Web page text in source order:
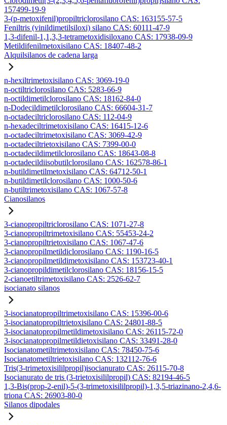
157499-19-9
3-(p-metoxifenil)propiltriclorosilano CAS: 163155-57-5
Feniltris (vinildimetilsiloxi) silano CAS: 60111-47-9
1,3-difenil-1,1,3,3-tetrametoxidisiloxano CAS: 17938-09-9
Metildifenilmetoxisilano CAS: 18407-48-2
Alquilsilanos de cadena larga
n-hexiltrimetoxisilano CAS: 3069-19-0
n-octiltriclorosilano CAS: 5283-66-9
n-octildimetilclorosilano CAS: 18162-84-0
n-Dodecildimetilclorosilano CAS: 66604-31-7
n-octadeciltriclorosilano CAS: 112-04-9
n-hexadeciltrimetoxisilano CAS: 16415-12-6
n-octadeciltrimetoxisilano CAS: 3069-42-9
n-octadeciltrietoxisilano CAS: 7399-00-0
n-octadecildimetilclorosilano CAS: 18643-08-8
n-octadecildiisobutilclorosilano CAS: 162578-86-1
n-butildimetilmetoxisilano CAS: 64712-50-1
n-butildimetilclorosilano CAS: 1000-50-6
n-butiltrimetoxisilano CAS: 1067-57-8
Cianosilanos
3-cianopropiltriclorosilano CAS: 1071-27-8
3-cianopropiltrimetoxisilano CAS: 55453-24-2
3-cianopropiltrietoxisilano CAS: 1067-47-6
3-cianopropilmetildiclorosilano CAS: 1190-16-5
3-cianopropilmetildimetoxisilano CAS: 153723-40-1
3-cianopropildimetilclorosilano CAS: 18156-15-5
2-cianoetiltrimetoxisilano CAS: 2526-62-7
isocianato silanos
3-isocianatopropiltrimetoxisilano CAS: 15396-00-6
3-isocianatopropiltrietoxisilano CAS: 24801-88-5
3-isocianatopropilmetildimetoxisilano CAS: 26115-72-0
3-isocianatopropilmetildietoxisilano CAS: 33491-28-0
Isocianatometiltrimetoxisilano CAS: 78450-75-6
Isocianatometiltrietoxisilano CAS: 132112-76-6
Tris(3-trimetoxisililpropil)isocianurato CAS: 26115-70-8
Isocianurato de tris (3-trietoxisililpropil) CAS: 82194-46-5
1,3-Bis(prop-2-enil)-5-(3-trimetoxisililpropil)-1,3,5-triazinano-2,4,6-
triona CAS: 26903-80-0
Silanos dipodales